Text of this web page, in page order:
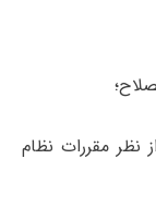
نظر مقررات نظام